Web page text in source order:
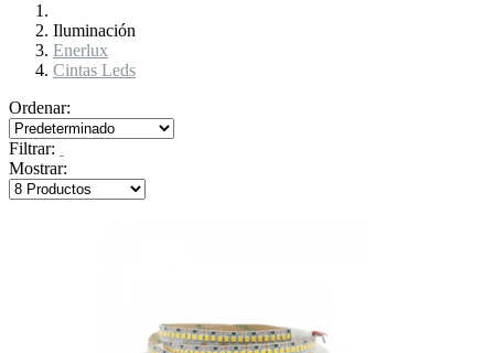
Iluminación
Enerlux
Cintas Leds
Ordenar:
Filtrar:
Mostrar: